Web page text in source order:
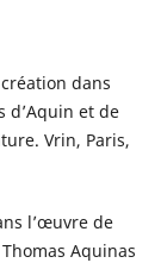
dans
d’Aquin et de
Vrin, Paris,
l’œuvre de
Aquinas